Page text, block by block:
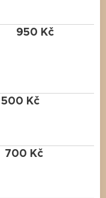
950 Kč
500 Kč
700 Kč